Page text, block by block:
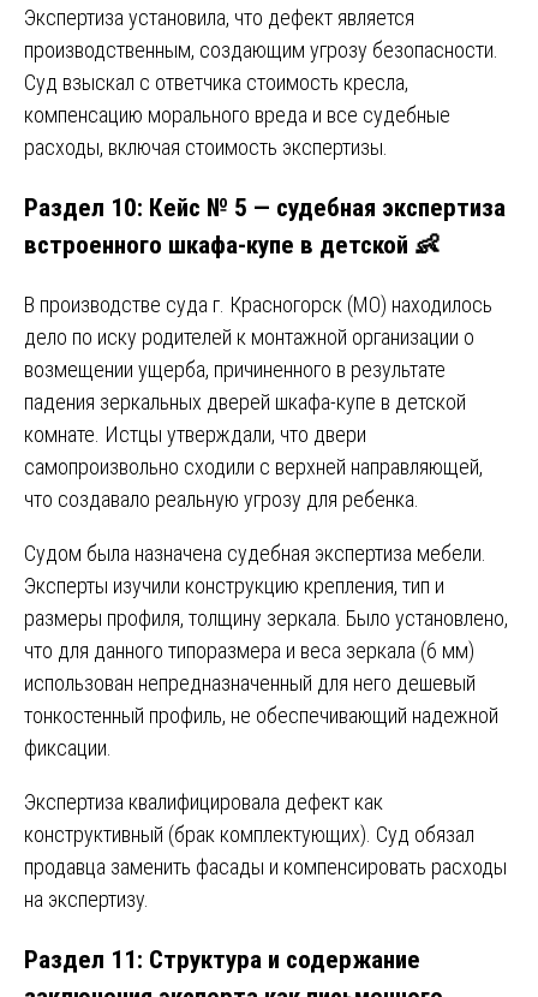
Экспертиза установила, что дефект является
производственным, создающим угрозу безопасности.
Суд взыскал с ответчика стоимость кресла,
компенсацию морального вреда и все судебные
расходы, включая стоимость экспертизы.
Раздел 10: Кейс № 5 — судебная экспертиза
встроенного шкафа-купе в детской 👶
В производстве суда г. Красногорск (МО) находилось
дело по иску родителей к монтажной организации о
возмещении ущерба, причиненного в результате
падения зеркальных дверей шкафа-купе в детской
комнате. Истцы утверждали, что двери
самопроизвольно сходили с верхней направляющей,
что создавало реальную угрозу для ребенка.
Судом была назначена судебная экспертиза мебели.
Эксперты изучили конструкцию крепления, тип и
размеры профиля, толщину зеркала. Было установлено,
что для данного типоразмера и веса зеркала (6 мм)
использован непредназначенный для него дешевый
тонкостенный профиль, не обеспечивающий надежной
фиксации.
Экспертиза квалифицировала дефект как
конструктивный (брак комплектующих). Суд обязал
продавца заменить фасады и компенсировать расходы
на экспертизу.
Раздел 11: Структура и содержание